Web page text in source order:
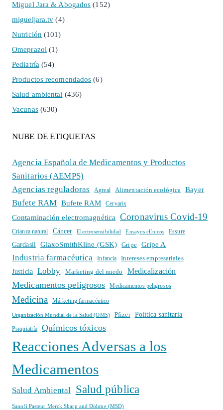
Miguel Jara & Abogados (152)
migueljara.tv (4)
Nutrición (101)
Omeprazol (1)
Pediatría (54)
Productos recomendados (6)
Salud ambiental (436)
Vacunas(630)
NUBE DE ETIQUETAS
Agencia Española de Medicamentos y Productos
Sanitarios (AEMPS)
Agencias reguladoras
Agreal Alimentación ecológica Bayer
Bufete RAM Bufete RAM Cervarix
Contaminación electromagnética Coronavirus Covid-19
Crianza natural Cáncer Electrosensibilidad Ensayos clínicos Essure
Gardasil GlaxoSmithKline (GSK) Gripe Gripe A
Industria farmacéutica Infancia
Intereses empresariales
Justicia
Lobby Marketing del miedo Medicalización
Medicamentos peligrosos Medicamentos peligrosos
Medicina Márketing farmacéutico
Organización Mundial de la Salud (OMS) Pfizer Política sanitaria
Psiquiatría Químicos tóxicos
Reacciones Adversas a los
Medicamentos
Salud Ambiental Salud pública
Sanofi Pasteur Merck Sharp and Dohme (MSD)